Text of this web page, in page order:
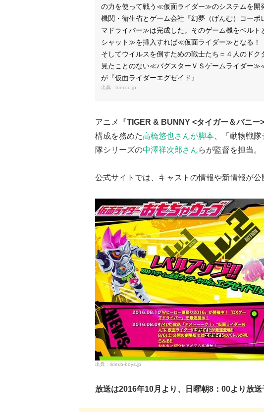
の力を使って戦う≪仮面ライダー≫のシステムを開
機関・衛生省とゲーム会社『幻夢（げんむ）コー
マドライバー≫は完成した。そのゲーム機をベル
シャット≫を挿入すれば≪仮面ライダー≫となる！
そしてウイルスを倒すための戦士たち＝４人のドク
見たことのない≪バグスターＶＳゲームライダー
が『仮面ライダーエグゼイド』
toei.co.jp
アニメ『TIGER & BUNNY <タイガー＆バニー>
構成を務めた高橋悠也さんが脚本 、「動物戦
隊シリーズの中澤祥次郎さんらが監督を担当。
公式サイトでは、キャストの情報や新情報が公
rider.b-boys.jp
放送は2016年10月より、日曜朝8：00より放送